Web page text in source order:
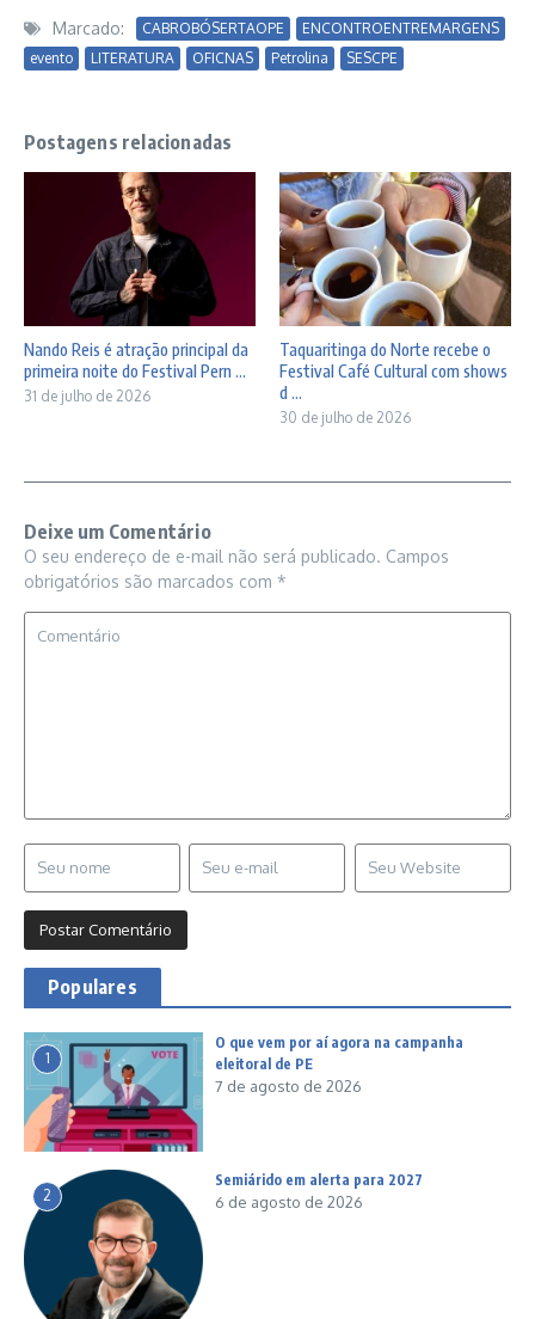
Marcado: CABROBÓSERTAOPE
ENCONTROENTREMARGENS
evento
LITERATURA OFICNAS Petrolina SESCPE
Postagens relacionadas
Nando Reis é atração principal da
primeira noite do Festival Pern ...
31 de julho de 2026
Taquaritinga do Norte recebe o
Festival Café Cultural com shows
d ...
30 de julho de 2026
Deixe um Comentário
O seu endereço de e-mail não será publicado. Campos
obrigatórios são marcados com *
Populares
1
O que vem por aí agora na campanha
eleitoral de PE
7 de agosto de 2026
2
Semiárido em alerta para 2027
6 de agosto de 2026